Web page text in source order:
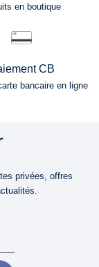
en boutique
CB
bancaire en ligne
privées, offres